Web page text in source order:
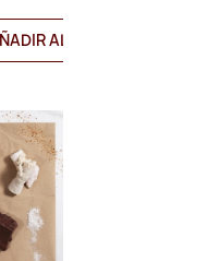
AL CARRITO